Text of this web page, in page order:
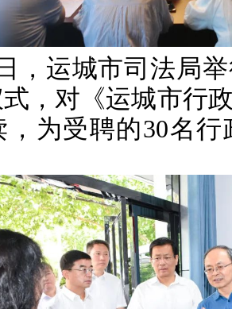
运城市司法局举
，对《运城市行
，为受聘的30名